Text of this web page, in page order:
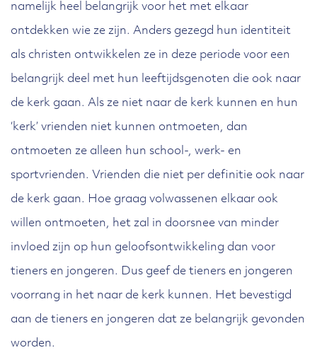
namelijk heel belangrijk voor het met elkaar
ontdekken wie ze zijn. Anders gezegd hun identiteit
als christen ontwikkelen ze in deze periode voor een
belangrijk deel met hun leeftijdsgenoten die ook naar
de kerk gaan. Als ze niet naar de kerk kunnen en hun
‘kerk’ vrienden niet kunnen ontmoeten, dan
ontmoeten ze alleen hun school-, werk- en
sportvrienden. Vrienden die niet per definitie ook naar
de kerk gaan. Hoe graag volwassenen elkaar ook
willen ontmoeten, het zal in doorsnee van minder
invloed zijn op hun geloofsontwikkeling dan voor
tieners en jongeren. Dus geef de tieners en jongeren
voorrang in het naar de kerk kunnen. Het bevestigd
aan de tieners en jongeren dat ze belangrijk gevonden
worden.